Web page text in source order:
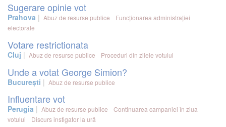
Sugerare opinie vot
Prahova Abuz de resurse publice
Funcționarea administrației
electorale
Votare restrictionata
Cluj Abuz de resurse publice Proceduri din zilele votului
Unde a votat George Simion?
București Abuz de resurse publice
Influentare vot
Perugia Abuz de resurse publice
Continuarea campaniei în ziua
votului
Discurs instigator la ură